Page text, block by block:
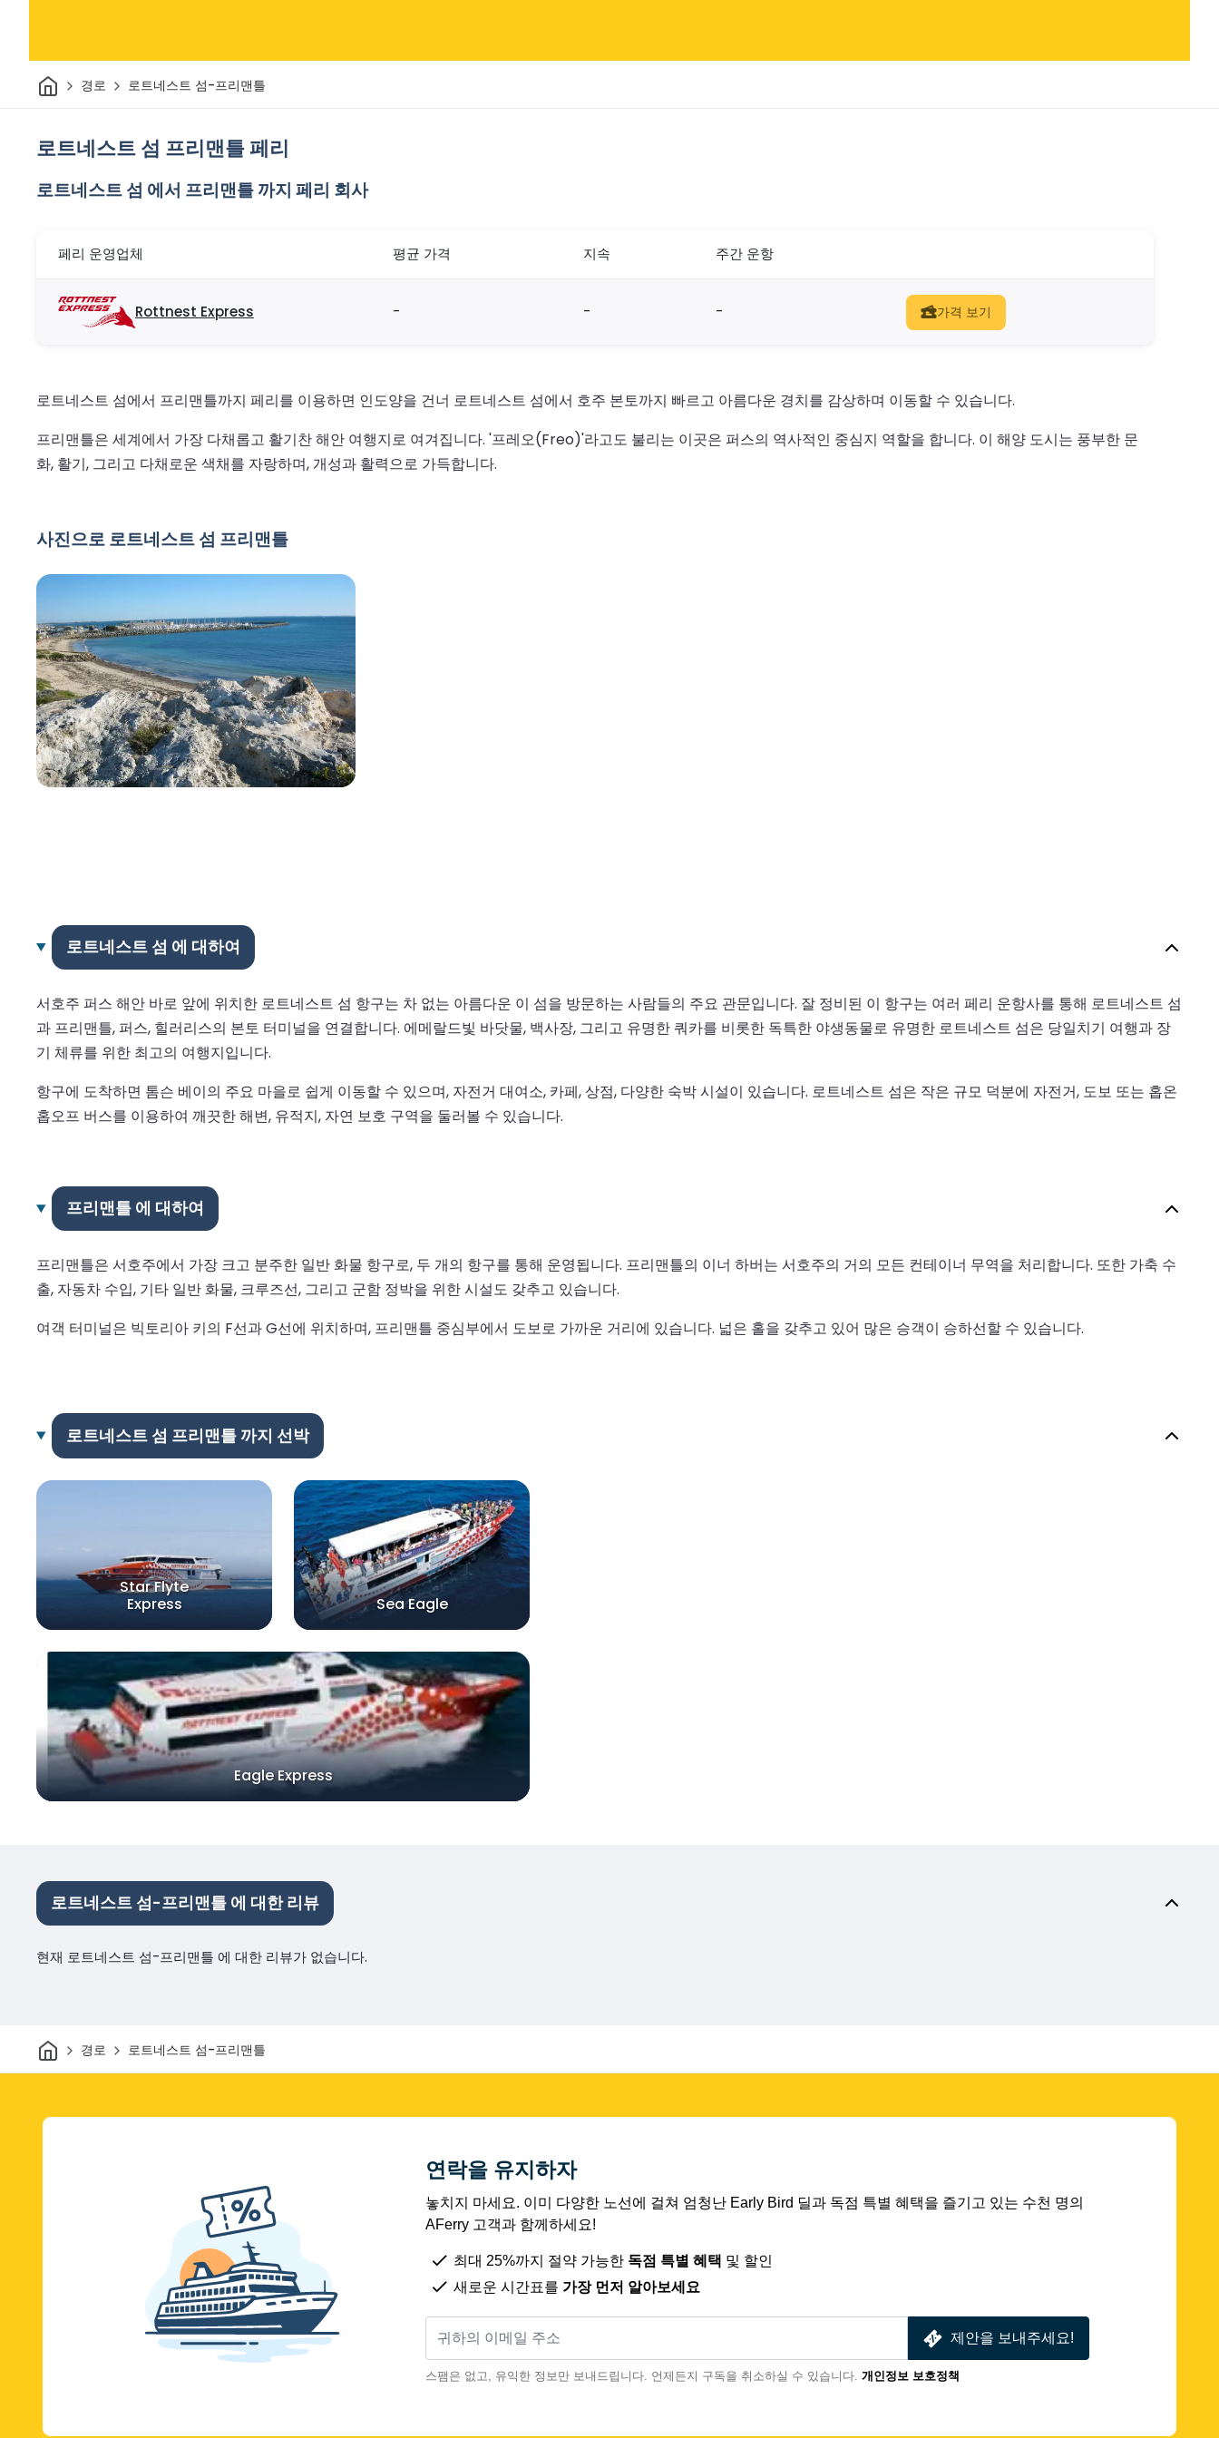
집 경로 로트네스트 섬-프리맨틀
로트네스트 섬 프리맨틀 페리
로트네스트 섬 에서 프리맨틀 까지 페리 회사
페리 운영업체 평균 가격 지속 주간 운항
Rottnest Express - - - 가격 보기
로트네스트 섬에서 프리맨틀까지 페리를 이용하면 인도양을 건너 로트네스트 섬에서 호주 본토까지 빠르고 아름다운 경치를 감상하며 이동할 수 있습니다.
프리맨틀은 세계에서 가장 다채롭고 활기찬 해안 여행지로 여겨집니다. '프레오(Freo)'라고도 불리는 이곳은 퍼스의 역사적인 중심지 역할을 합니다. 이 해양 도시는 풍부한 문
화, 활기, 그리고 다채로운 색채를 자랑하며, 개성과 활력으로 가득합니다.
사진으로 로트네스트 섬 프리맨틀
로트네스트 섬 에 대하여
서호주 퍼스 해안 바로 앞에 위치한 로트네스트 섬 항구는 차 없는 아름다운 이 섬을 방문하는 사람들의 주요 관문입니다. 잘 정비된 이 항구는 여러 페리 운항사를 통해 로트네스트 섬
과 프리맨틀, 퍼스, 힐러리스의 본토 터미널을 연결합니다. 에메랄드빛 바닷물, 백사장, 그리고 유명한 쿼카를 비롯한 독특한 야생동물로 유명한 로트네스트 섬은 당일치기 여행과 장
기 체류를 위한 최고의 여행지입니다.
항구에 도착하면 톰슨 베이의 주요 마을로 쉽게 이동할 수 있으며, 자전거 대여소, 카페, 상점, 다양한 숙박 시설이 있습니다. 로트네스트 섬은 작은 규모 덕분에 자전거, 도보 또는 홉온
홉오프 버스를 이용하여 깨끗한 해변, 유적지, 자연 보호 구역을 둘러볼 수 있습니다.
프리맨틀 에 대하여
프리맨틀은 서호주에서 가장 크고 분주한 일반 화물 항구로, 두 개의 항구를 통해 운영됩니다. 프리맨틀의 이너 하버는 서호주의 거의 모든 컨테이너 무역을 처리합니다. 또한 가축 수
출, 자동차 수입, 기타 일반 화물, 크루즈선, 그리고 군함 정박을 위한 시설도 갖추고 있습니다.
여객 터미널은 빅토리아 키의 F선과 G선에 위치하며, 프리맨틀 중심부에서 도보로 가까운 거리에 있습니다. 넓은 홀을 갖추고 있어 많은 승객이 승하선할 수 있습니다.
로트네스트 섬 프리맨틀 까지 선박
Star Flyte
Express
Sea Eagle
Eagle Express
로트네스트 섬-프리맨틀 에 대한 리뷰
현재 로트네스트 섬-프리맨틀 에 대한 리뷰가 없습니다.
집 경로 로트네스트 섬-프리맨틀
연락을 유지하자
놓치지 마세요. 이미 다양한 노선에 걸쳐 엄청난 Early Bird 딜과 독점 특별 혜택을 즐기고 있는 수천 명의
AFerry 고객과 함께하세요!
최대 25%까지 절약 가능한 독점 특별 혜택 및 할인
새로운 시간표를 가장 먼저 알아보세요
제안을 보내주세요!
스팸은 없고, 유익한 정보만 보내드립니다. 언제든지 구독을 취소하실 수 있습니다. 개인정보 보호정책